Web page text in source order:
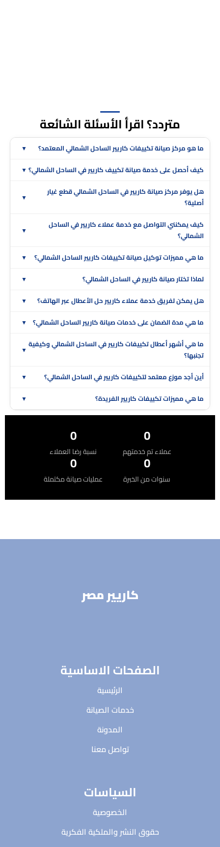
متردد؟ اقرأ الأسئلة الشائعة
ما هو مركز صيانة تكييفات كاريير الساحل الشمالي المعتمد؟
كيف أحصل على خدمة صيانة تكييف كاريير في الساحل الشمالي؟
هل يوفر مركز صيانة كاريير في الساحل الشمالي قطع غيار
أصلية؟
كيف يمكنني التواصل مع خدمة عملاء كاريير في الساحل
الشمالي؟
ما هي مميزات توكيل صيانة تكييفات كاريير الساحل الشمالي؟
لماذا تختار صيانة كاريير في الساحل الشمالي؟
هل يمكن لفريق خدمة عملاء كاريير حل الأعطال عبر الهاتف؟
ما هي مدة الضمان على خدمات صيانة كاريير الساحل الشمالي؟
ما هي أشهر أعطال تكييفات كاريير في الساحل الشمالي وكيفية
تجنبها؟
أين أجد موزع معتمد لتكييفات كاريير في الساحل الشمالي؟
ما هي مميزات تكييفات كاريير الفريدة؟
0
عملاء تم خدمتهم
0
نسبة رضا العملاء
0
سنوات من الخبرة
0
عمليات صيانة مكتملة
كاريير مصر
الصفحات الاساسية
الرئيسية
خدمات الصيانة
المدونة
تواصل معنا
السياسات
الخصوصية
حقوق النشر والملكية الفكرية